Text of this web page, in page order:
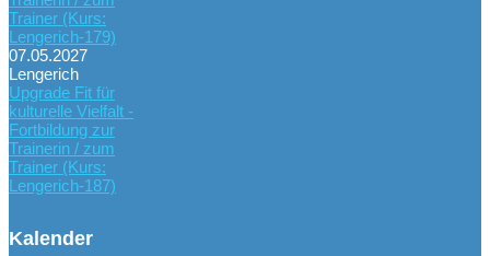
Trainer (Kurs:
Lengerich-179)
07.05.2027
Lengerich
Upgrade Fit für
kulturelle Vielfalt -
Fortbildung zur
Trainerin / zum
Trainer (Kurs:
Lengerich-187)
Kalender